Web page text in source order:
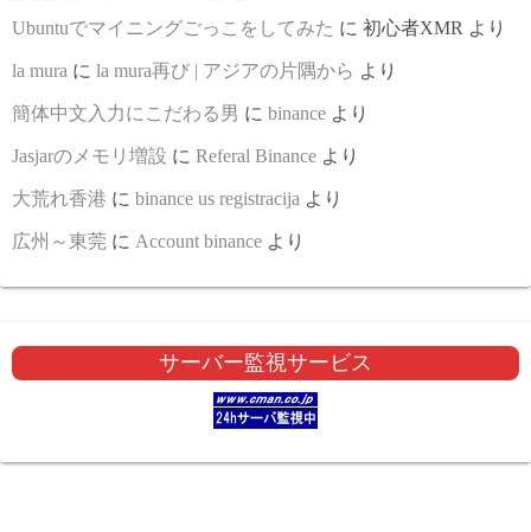
Ubuntuでマイニングごっこをしてみた に 初心者XMR より
la mura に la mura再び | アジアの片隅から より
簡体中文入力にこだわる男 に binance より
Jasjarのメモリ増設 に Referal Binance より
大荒れ香港 に binance us registracija より
広州～東莞 に Account binance より
サーバー監視サービス